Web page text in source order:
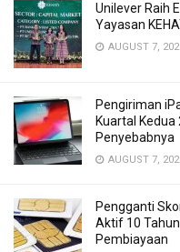
Unilever Raih
Yayasan
AUGUST 7,
Pengiriman
Kuartal Kedua
Penyebabnya
AUGUST 7,
Pengganti
Aktif 10
Pembiayaan